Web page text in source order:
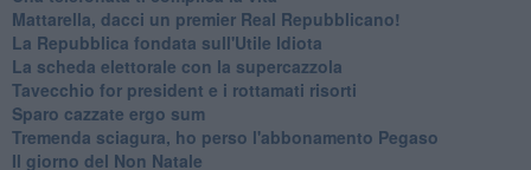
Mattarella, dacci un premier Real Repubblicano!
La Repubblica fondata sull'Utile Idiota
La scheda elettorale con la supercazzola
Tavecchio for president e i rottamati risorti
Sparo cazzate ergo sum
Tremenda sciagura, ho perso l'abbonamento Pegaso
Il giorno del Non Natale